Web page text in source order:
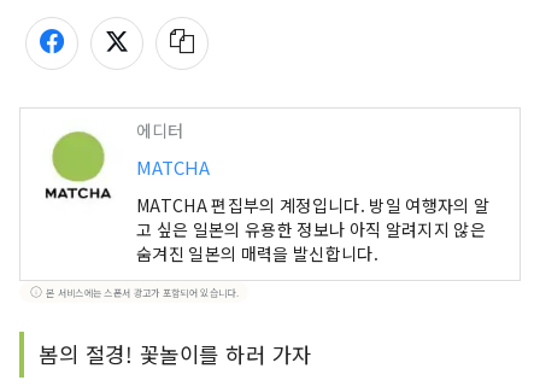
에디터
MATCHA
MATCHA 편집부의 계정입니다. 방일 여행자의 알
고 싶은 일본의 유용한 정보나 아직 알려지지 않은
숨겨진 일본의 매력을 발신합니다.
본 서비스에는 스폰서 광고가 포함되어 있습니다.
봄의 절경! 꽃놀이를 하러 가자